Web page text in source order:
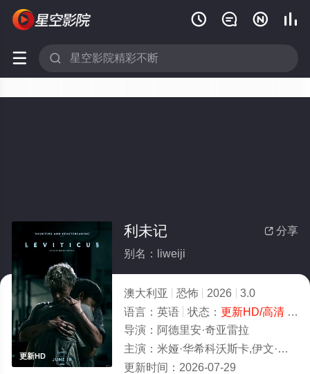
   
 
更新HD
 分享
利未记
别名：liweiji
澳大利亚 恐怖 2026
3.0
语言： 英语 状态： 更新HD/高清- 免费在线观看
导演： 阿德里安·奇亚雷拉
主演： 米娅·华希科沃斯卡,伊文·莱斯利,尼古拉斯·霍普,埃德温娜·雷恩,香农·贝里,黛维达·麦肯齐,扎赫拉·纽曼
更新时间： 2026-07-29